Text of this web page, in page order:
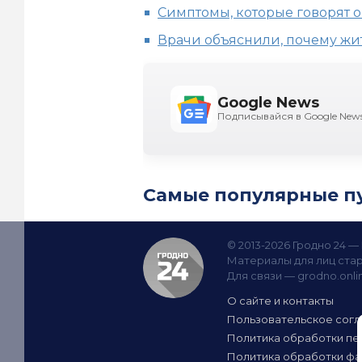
Симптомы, которые говорят
Врачи объяснили, почему
Google News
Подписывайся в Google
Самые популярные
© 2013-2026 Гродно 24
Материалы для лиц
Для связи —
О сайте и контакты
Пользовательское
Политика обработки
Политика обработки